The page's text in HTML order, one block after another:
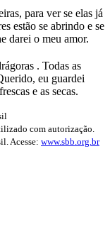
para ver se elas já
estão se abrindo e se
darei o meu amor.
. Todas as
eu guardei
e as secas.
com autorização.
Acesse: www.sbb.org.br